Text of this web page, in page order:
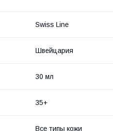
Swiss Line
Швейцария
30 мл
35+
Все типы кожи